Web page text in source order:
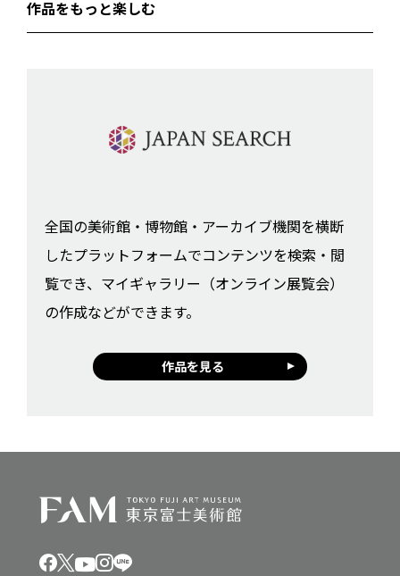
作品をもっと楽しむ
全国の美術館・博物館・アーカイブ機関を横断
したプラットフォームでコンテンツを検索・閲
覧でき、マイギャラリー（オンライン展覧会）
の作成などができます。
作品を見る